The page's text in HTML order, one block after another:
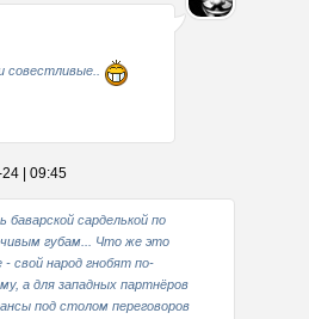
совестливые..
| 09:45
баварской сарделькой по
губам... Что же это
- свой народ гнобят по-
а для западных партнёров
под столом переговоров